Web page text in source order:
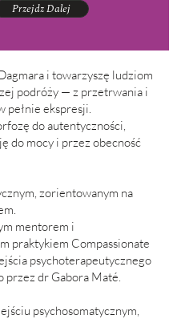
Przejdz Dalej
i towarzyszę ludziom
podróży — z przetrwania i
pełnie ekspresji.
do autentyczności,
do mocy i przez obecność
zorientowanym na
mentorem i
praktykiem Compassionate
psychoterapeutycznego
przez dr Gabora Maté.
psychosomatycznym,